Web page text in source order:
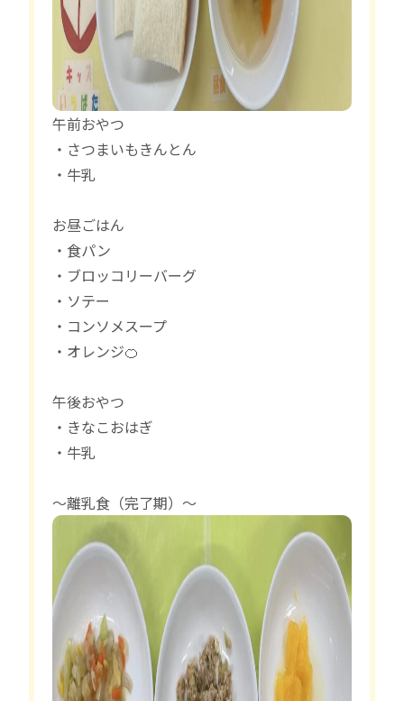
午前おやつ
・さつまいもきんとん
・牛乳
お昼ごはん
・食パン
・ブロッコリーバーグ
・ソテー
・コンソメスープ
・オレンジ🍊
午後おやつ
・きなこおはぎ
・牛乳
〜離乳食（完了期）〜